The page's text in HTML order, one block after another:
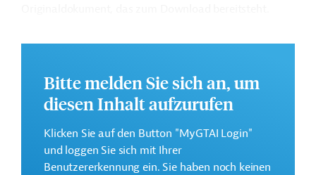
Gesamtkosten:
692,1 Millionen Euro
Geberbeitrag:
200 Millionen Euro (BAD/FAD, Darlehen)
Bitte melden Sie sich an, um
diesen Inhalt aufzurufen
Klicken Sie auf den Button "MyGTAI Login"
und loggen Sie sich mit Ihrer
Benutzererkennung ein. Sie haben noch keinen